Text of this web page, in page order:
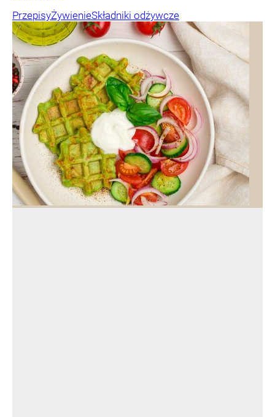
PrzepisyŻywienieSkładniki odżywcze